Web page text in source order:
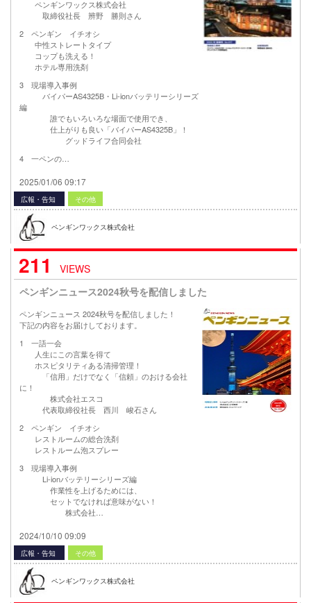
ペンギンワックス株式会社
取締役社長 辨野 勝則さん
2 ペンギン イチオシ
中性ストレートタイプ
コップも洗える！
ホテル専用洗剤
3 現場導入事例
バイパーAS4325B・Li-ionバッテリーシリーズ
編
誰でもいろいろな場面で使用でき、
仕上がりも良い「バイパーAS4325B」！
グッドライフ合同会社
4 一ペンの…
2025/01/06 09:17
広報・告知 その他
ペンギンワックス株式会社
211
VIEWS
ペンギンニュース2024秋号を配信しました
ペンギンニュース 2024秋号を配信しました！
下記の内容をお届けしております。
1 一語一会
人生にこの言葉を得て
ホスピタリティある清掃管理！
「信用」だけでなく「信頼」のおける会社
に！
株式会社エスコ
代表取締役社長 西川 峻石さん
2 ペンギン イチオシ
レストルームの総合洗剤
レストルーム泡スプレー
3 現場導入事例
Li-ionバッテリーシリーズ編
作業性を上げるためには、
セットでなければ意味がない！
株式会社…
2024/10/10 09:09
広報・告知 その他
ペンギンワックス株式会社